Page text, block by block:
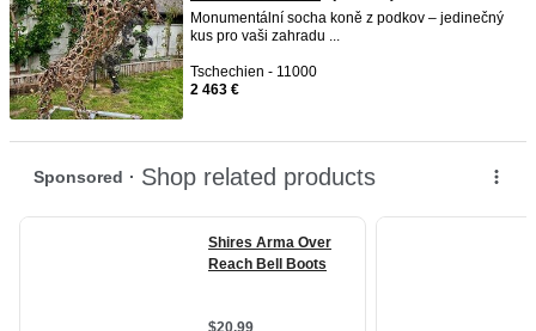
Monumentální socha koně z podkov – jedinečný
kus pro vaši zahradu ...
Tschechien - 11000
2 463 €